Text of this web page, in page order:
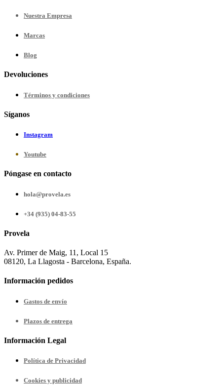
Nuestra Empresa
Marcas
Blog
Devoluciones
Términos y condiciones
Síganos
Instagram
Youtube
Póngase en contacto
hola@provela.es
+34 (935) 04-83-55
Provela
Av. Primer de Maig, 11, Local 15
08120, La Llagosta - Barcelona, España.
Información pedidos
Gastos de envío
Plazos de entrega
Información Legal
Política de Privacidad
Cookies y publicidad